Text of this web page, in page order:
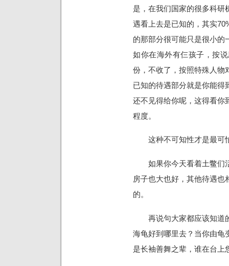
是，在我们国家的很多科研
遇看上去是已知的，其实
的那部分很可能只是很小的
如你在海外有仨孩子，按
份，不收了，按照特殊人物
已知的待遇部分就是你能得
还不见得给你呢，这得看你
程度。
这种不可知性才是最可
如果你今天看着土鳖们
房子也大也好，其他待遇也
的。
再说句大家都应该知道
海龟好到哪里去？当你由龟
是长袖善舞之辈，谁在台上